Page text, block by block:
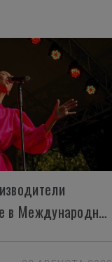
приняли участие в Международном фестивале «Jazzовые сезоны»